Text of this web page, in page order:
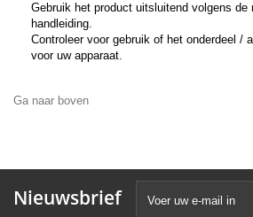
Gebruik het product uitsluitend volgens de
handleiding.
Controleer voor gebruik of het onderdeel /
voor uw apparaat.
Ga naar boven
Nieuwsbrief